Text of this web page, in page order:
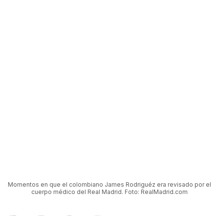
Momentos en que el colombiano James Rodriguéz era revisado por el
cuerpo médico del Real Madrid. Foto: RealMadrid.com